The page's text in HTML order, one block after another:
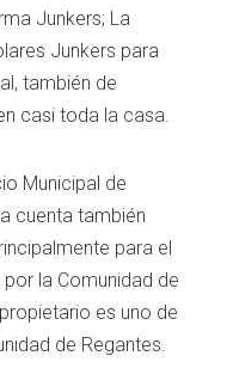
Junkers; La
Junkers para
también de
casi toda la casa.
Municipal de
cuenta también
para el
la Comunidad de
es uno de
de Regantes.